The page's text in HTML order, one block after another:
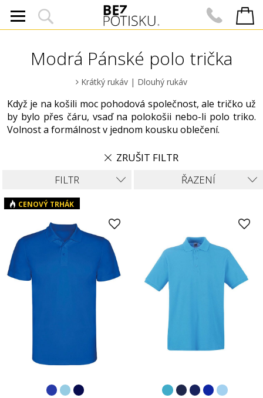
Modrá Pánské polo trička
Krátký rukáv | Dlouhý rukáv
Když je na košili moc pohodová společnost, ale tričko už
by bylo přes čáru, vsaď na polokošii nebo-li polo triko.
Volnost a formálnost v jednom kousku oblečení.
ZRUŠIT FILTR
ŘAZENÍ
FILTR
CENOVÝ TRHÁK